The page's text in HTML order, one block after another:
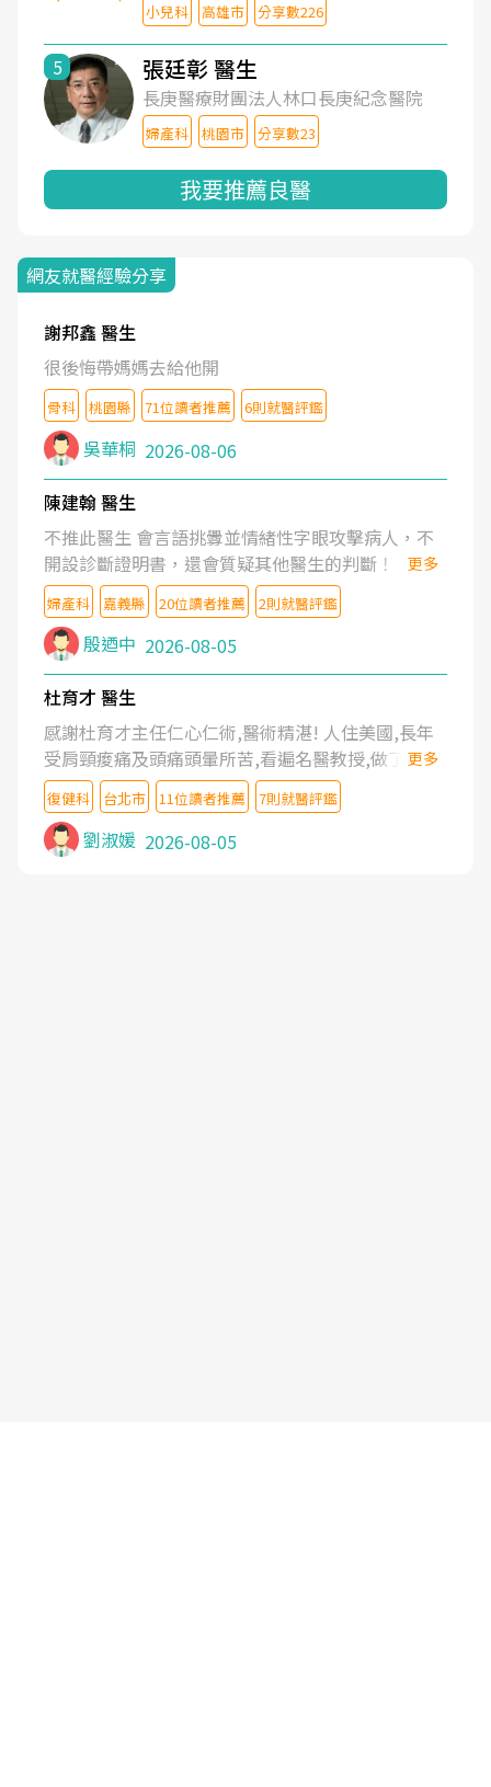
小兒科 高雄市 分享數226
5 張廷彰 醫生
長庚醫療財團法人林口長庚紀念醫院
婦產科 桃園市 分享數23
我要推薦良醫
網友就醫經驗分享
謝邦鑫 醫生
很後悔帶媽媽去給他開
骨科 桃園縣 71位讀者推薦 6則就醫評鑑
吳華桐 2026-08-06
陳建翰 醫生
不推此醫生 會言語挑釁並情緒性字眼攻擊病人，不
開設診斷證明書，還會質疑其他醫生的判斷！
更多
婦產科 嘉義縣 20位讀者推薦 2則就醫評鑑
殷迺中 2026-08-05
杜育才 醫生
感謝杜育才主任仁心仁術,醫術精湛! 人住美國,長年
受肩頸痠痛及頭痛頭暈所苦,看遍名醫教授,做了各種
檢查,也嘗試過西醫打針,中醫針灸及物理徒手治療都
沒有用,後來連吃到嗎啡類止痛藥都效果有限,只是壓
症狀,沒多久就痛起來,多年失眠嚴重影響生活品質.
台灣親友介紹忠孝醫院杜育才主任是頸頭症候群專
更多
復健科 台北市 11位讀者推薦 7則就醫評鑑
劉淑媛 2026-08-05